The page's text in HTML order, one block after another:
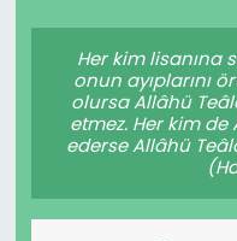
Her kim lisanına
onun ayıplarını
olursa Allâhü
etmez. Her kim
ederse Allâhü
GÜNCEL
KÜLTÜR SANAT
MAGAZİN
POLİTİKA